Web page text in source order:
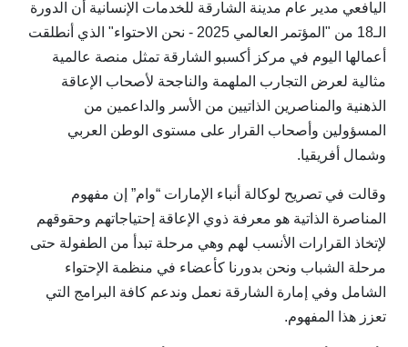
اليافعي مدير عام مدينة الشارقة للخدمات الإنسانية أن الدورة
الـ18 من "المؤتمر العالمي 2025 - نحن الاحتواء" الذي أنطلقت
أعمالها اليوم في مركز أكسبو الشارقة تمثل منصة عالمية
مثالية لعرض التجارب الملهمة والناجحة لأصحاب الإعاقة
الذهنية والمناصرين الذاتيين من الأسر والداعمين من
المسؤولين وأصحاب القرار على مستوى الوطن العربي
وشمال أفريقيا.
‏وقالت في تصريح لوكالة أنباء الإمارات “وام” إن مفهوم
المناصرة الذاتية هو معرفة ذوي الإعاقة إحتياجاتهم وحقوقهم
لإتخاذ القرارات الأنسب لهم وهي مرحلة تبدأ من الطفولة حتى
مرحلة الشباب ونحن بدورنا كأعضاء في منظمة الإحتواء
الشامل وفي إمارة الشارقة نعمل وندعم كافة البرامج التي
تعزز هذا المفهوم.